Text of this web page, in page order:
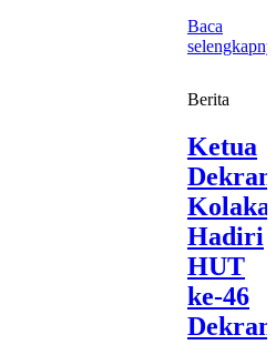
Baca
Berita
Ketua
Kolaka
Hadiri
HUT
ke-46